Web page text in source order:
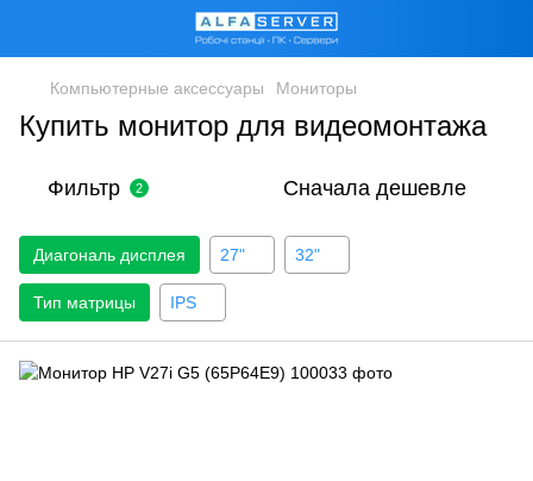
Компьютерные аксессуары Мониторы
Купить монитор для видеомонтажа
Фильтр 2 Сначала дешевле
Диагональ дисплея 27" 32"
Тип матрицы IPS